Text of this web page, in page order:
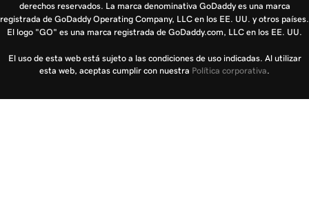
derechos reservados. La marca denominativa GoDaddy es una marca
registrada de GoDaddy Operating Company, LLC en los EE. UU. y otros países.
El logo "GO" es una marca registrada de GoDaddy.com, LLC en los EE. UU.
El uso de esta web está sujeto a las condiciones de uso indicadas. Al utilizar
esta web, aceptas cumplir con nuestra Política corporativa.